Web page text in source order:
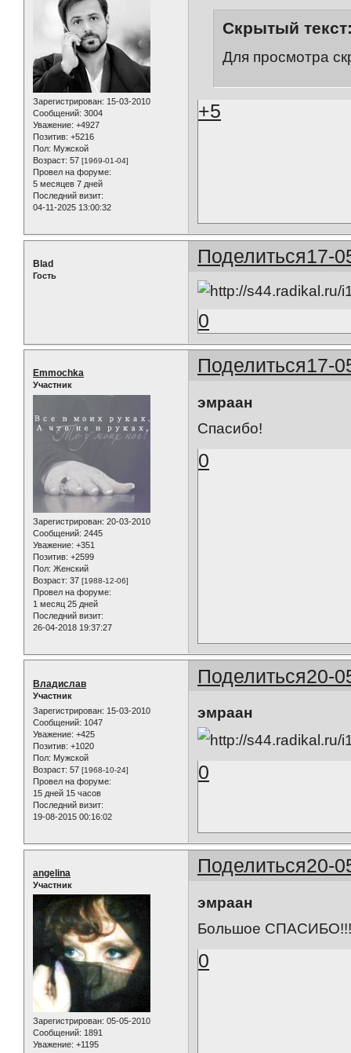
Зарегистрирован: 15-03-2010
Сообщений: 3004
Уважение: +4927
Позитив: +5216
Пол: Мужской
Возраст: 57 [1969-01-04]
Провел на форуме:
5 месяцев 7 дней
Последний визит:
04-11-2025 13:00:32
Скрытый
Для просмотра
+5
Поделиться17-
Blad
Гость
0
Поделиться17-
Emmochka
Участник
Зарегистрирован: 20-03-2010
Сообщений: 2445
Уважение: +351
Позитив: +2599
Пол: Женский
Возраст: 37 [1988-12-06]
Провел на форуме:
1 месяц 25 дней
Последний визит:
26-04-2018 19:37:27
эмраан
Спасибо!
0
Поделиться20-
Владислав
Участник
Зарегистрирован: 15-03-2010
Сообщений: 1047
Уважение: +425
Позитив: +1020
Пол: Мужской
Возраст: 57 [1968-10-24]
Провел на форуме:
15 дней 15 часов
Последний визит:
19-08-2015 00:16:02
эмраан
0
Поделиться20-
angelina
Участник
Зарегистрирован: 05-05-2010
Сообщений: 1891
Уважение: +1195
эмраан
Большое
0